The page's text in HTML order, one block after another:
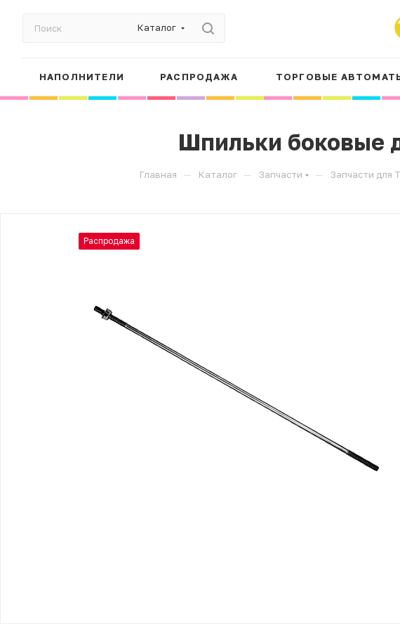
Каталог
НАПОЛНИТЕЛИ РАСПРОДАЖА ТОРГОВЫЕ
Шпильки боковые
Главная — Каталог — Запчасти — Запчасти для
Распродажа